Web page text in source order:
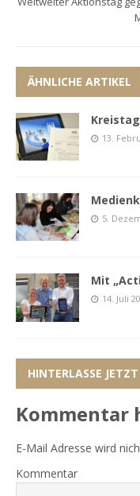
ÄHNLICHE ARTIKEL
13.
5.
Mit
14. Juli
HINTERLASSE
Kommentar
E-Mail Adresse wird
Kommentar